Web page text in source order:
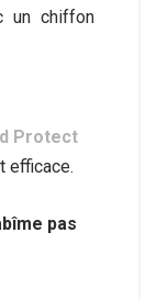
un chiffon
Protect
efficace.
pas